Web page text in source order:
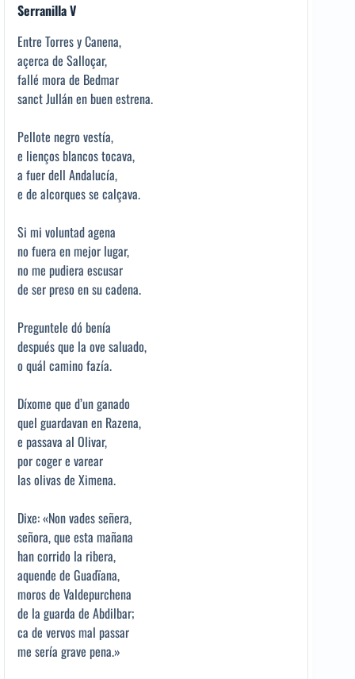
Serranilla V
Entre Torres y Canena,
açerca de Salloçar,
fallé mora de Bedmar
sanct Jullán en buen estrena.
Pellote negro vestía,
e lienços blancos tocava,
a fuer dell Andalucía,
e de alcorques se calçava.
Si mi voluntad agena
no fuera en mejor lugar,
no me pudiera escusar
de ser preso en su cadena.
Preguntele dó benía
después que la ove saluado,
o quál camino fazía.
Díxome que d’un ganado
quel guardavan en Razena,
e passava al Olivar,
por coger e varear
las olivas de Ximena.
Dixe: «Non vades señera,
señora, que esta mañana
han corrido la ribera,
aquende de Guadïana,
moros de Valdepurchena
de la guarda de Abdilbar;
ca de vervos mal passar
me sería grave pena.»